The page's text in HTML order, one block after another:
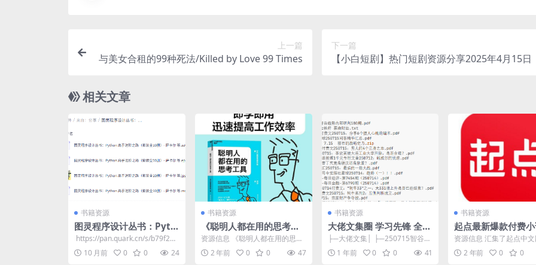
上一篇
与美女合租的99种死法/Killed by Love 99 Times
下一篇
【小白短剧】热门短剧资源分享2025年4月15日
相关文章
书籍资源
图灵程序设计丛书：Pyth
on高手进阶之路（全10
册）
​ https://pan.quark.cn/s/b79f2dc
bba02
10 月前 0 0 24
书籍资源
《聪明人都在用的思考工
具》日本知名商学院超人
气畅销书
资源信息 《聪明人都在用的思考
工具》是日本知名商学院的一本
超人气畅销书。书中详细...
2 年前 0 0 47
书籍资源
大佬文集圈 学习先锋 全网
付费文章合集 · 7月15日
版 知识星球｜公众号专栏
｜电商搞钱笔记
├─大佬文集│ ├─250715智谷趋
势内部研判180期.pdf│ ├─250
7... 1 年前 0 0 41
书籍资源
起点最新爆款付费小
行榜TOP100大合集
资源信息 汇集了起点中文
最热的付费小说，是每一
爱好者的必备资源。合集...
2 年前 0 0